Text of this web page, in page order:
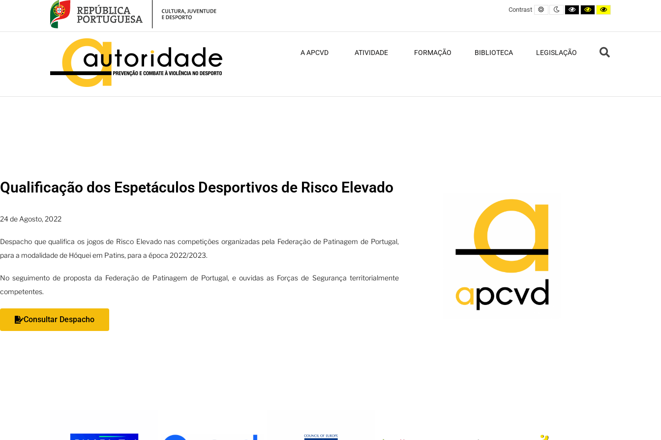
Contrast Default contrast
Night contrast
Black and White contrast
Black and Yellow
Yellow and Black
A APCVD ATIVIDADE FORMAÇÃO BIBLIOTECA LEGISLAÇÃO
Qualificação dos Espetáculos Desportivos de Risco Elevado
24 de Agosto, 2022
Despacho que qualifica os jogos de Risco Elevado nas competições organizadas pela Federação de Patinagem de Portugal,
para a modalidade de Hóquei em Patins, para a época 2022/2023.
No seguimento de proposta da Federação de Patinagem de Portugal, e ouvidas as Forças de Segurança territorialmente
competentes.
Consultar Despacho